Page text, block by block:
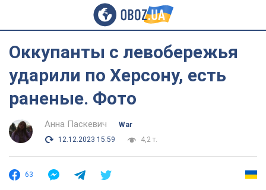
Оккупанты с левобережья
ударили по Херсону, есть
раненые. Фото
Анна Паскевич
War
12.12.2023 15:59
4,2 т.
63